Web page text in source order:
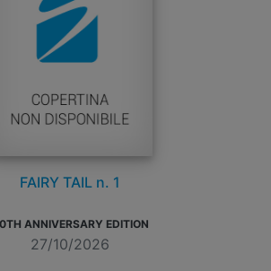
FAIRY TAIL n. 1
ANNIVERSARY EDITION
27/10/2026